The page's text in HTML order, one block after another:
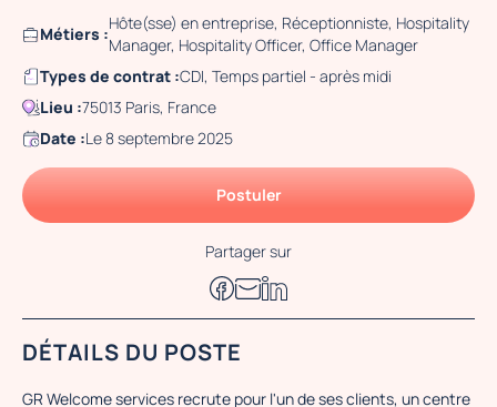
Métiers :
Hôte(sse) en entreprise, Réceptionniste, Hospitality
Manager, Hospitality Officer, Office Manager
Types de contrat :CDI, Temps partiel - après midi
Lieu :75013 Paris, France
Date :Le 8 septembre 2025
Postuler
Partager sur
DÉTAILS DU POSTE
GR Welcome services recrute pour l'un de ses clients, un centre